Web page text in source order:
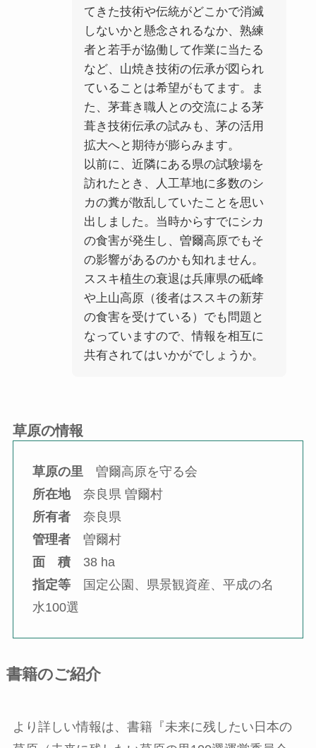
てきた技術や伝統がどこかで消滅
しないかと懸念されるなか、熟練
者と若手が協働して作業に当たる
など、山焼き技術の伝承が図られ
ていることは希望がもてます。ま
た、茅葺き職人との交流による茅
葺き技術伝承の試みも、茅の活用
拡大へと期待が膨らみます。
以前に、近隣にある県の試験場を
訪れたとき、人工草地に多数のシ
カの糞が散乱していたことを思い
出しました。当時からすでにシカ
の食害が発生し、曽爾高原でもそ
の影響があるのかも知れません。
ススキ植生の衰退は兵庫県の砥峰
や上山高原（後者はススキの新芽
の食害を受けている）でも問題と
なっていますので、情報を相互に
共有されてはいかがでしょうか。
草原の情報
草原の里 曽爾高原を守る会
所在地奈良県 曽爾村
所有者奈良県
管理者曽爾村
面 積38 ha
指定等国定公園、県景観資産、平成の名
水100選
書籍のご紹介
より詳しい情報は、書籍『未来に残したい日本の